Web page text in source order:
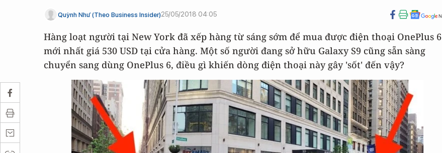
Quỳnh Như (Theo Business Insider)25/05/2018 04:05
Hàng loạt người tại New York đã xếp hàng từ sáng sớm để mua được điện thoại OnePlus 6
mới nhất giá 530 USD tại cửa hàng. Một số người đang sở hữu Galaxy S9 cũng sẵn sàng
chuyển sang dùng OnePlus 6, điều gì khiến dòng điện thoại này gây 'sốt' đến vậy?